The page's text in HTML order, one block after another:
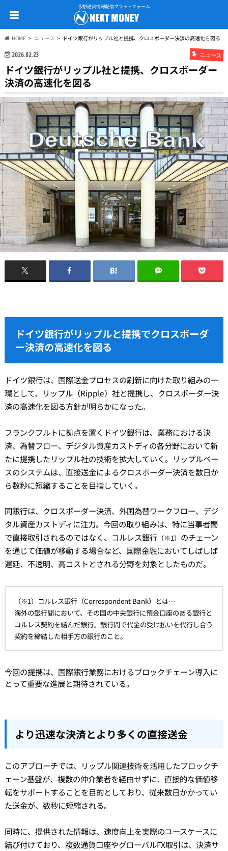
仮想通貨情報配信プラットフォーム
HOME ニュース ドイツ銀行がリップル社と提携、クロスボーダー決済の高速化を図る
2026.02.23 ニュース
ドイツ銀行がリップル社と提携、クロスボーダー
決済の高速化を図る
ドイツ銀行がリップルと提携でクロスボーダ
ー決済の高速化を図る
ドイツ銀行は、国際送金プロセスの刷新に向けた取り組みの一
環として、リップル（Ripple）社と提携し、クロスボーダー決
済の高速化を図る方針が明らかになった。
フランクフルトに拠点を置くドイツ銀行は、業務における決
済、為替フロー、デジタル資産カストディの各分野において新
たに提携したリップル社の技術を拡大していく。リップルベー
スのシステムは、直接送金によるクロスボーダー決済を数日か
ら数秒に短縮することを目指していく。
同銀行は、クロスボーダー決済、外国為替ワークフロー、デジ
タル資産カストディに注力。今回の取り組みは、特に当事者間
で直接取引されるのではなく、コルレス銀行（※1） のチェーン
を通じて価値が移動する場合など、国際金融においてしばしば
遅延、不透明、高コストとされる分野を対象としたものだ。
（※1）コルレス銀行（Correspondent Bank）とは…
海外の銀行間において、その国の中央銀行に預金口座のある銀行と
コルレス契約を結んだ銀行。銀行間で代金の受け払いを代行し合う
契約を締結した相手方の銀行のこと。
今回の提携は、国際銀行業務におけるブロックチェーン導入に
とって重要な進展と期待されている。
より迅速な決済とより多くの直接送金
このアプローチでは、リップル関連技術を活用したブロックチ
ェーン基盤が、複数の仲介業者を経由せずに、直接的な価値移
転をサポートすることを目的としており、従来数日かかってい
た送金が、数秒に短縮される。
同時に、提供された情報は、速度向上を実際のユースケースに
結び付けており、複数通貨口座やグローバルFX取引は、決済サ